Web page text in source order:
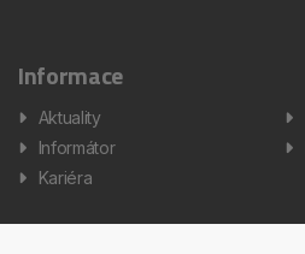
Informace
Aktuality
Informátor
Kariéra